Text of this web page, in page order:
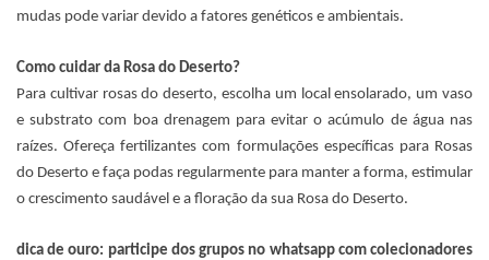
mudas pode variar devido a fatores genéticos e ambientais.
Como cuidar da Rosa do Deserto?
Para cultivar rosas do deserto, escolha um local ensolarado, um vaso
e substrato com boa drenagem para evitar o acúmulo de água nas
raízes. Ofereça fertilizantes com formulações específicas para Rosas
do Deserto e faça podas regularmente para manter a forma, estimular
o crescimento saudável e a floração da sua Rosa do Deserto.
dica de ouro: participe dos grupos no whatsapp com colecionadores